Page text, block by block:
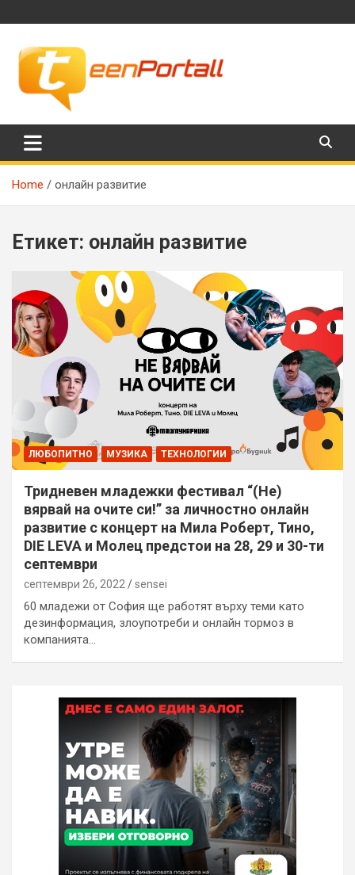
to
TeenPortall
Home онлайн развитие
Етикет: онлайн развитие
ЛЮБОПИТНО МУЗИКА ТЕХНОЛОГИИ
Тридневен младежки фестивал “(Не)
вярвай на очите си!” за личностно онлайн
развитие с концерт на Мила Роберт, Тино,
DIE LEVA и Молец предстои на 28, 29 и 30-ти
септември
септември 26, 2022 sensei
60 младежи от София ще работят върху теми като
дезинформация, злоупотреби и онлайн тормоз в
компанията…